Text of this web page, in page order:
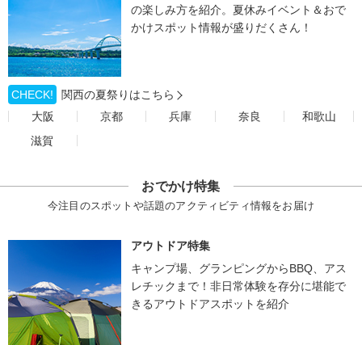
の楽しみ方を紹介。夏休みイベント＆おで
かけスポット情報が盛りだくさん！
CHECK!
関西の夏祭りはこちら
大阪
京都 兵庫 奈良
和歌山
滋賀
おでかけ特集
今注目のスポットや話題のアクティビティ情報をお届け
アウトドア特集
キャンプ場、グランピングからBBQ、アス
レチックまで！非日常体験を存分に堪能で
きるアウトドアスポットを紹介